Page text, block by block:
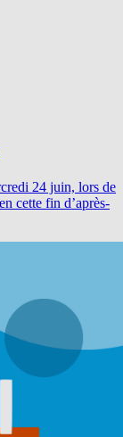
24 juin, lors de
cette fin d’après-